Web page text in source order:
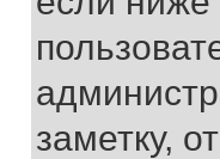
заметку,